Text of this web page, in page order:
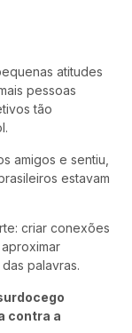
atitudes
pessoas
tão
amigos e sentiu,
estavam
criar conexões
palavras.
contra a